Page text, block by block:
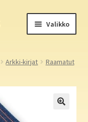
Valikko
Arkki-kirjat
Raamatut